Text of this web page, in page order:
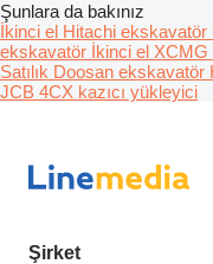
Şunlara da bakınız
İkinci el Hitachi ekskavatör
ekskavatör İkinci el
Satılık Doosan ekskavatör
JCB 4CX kazıcı yükleyici
Şirket